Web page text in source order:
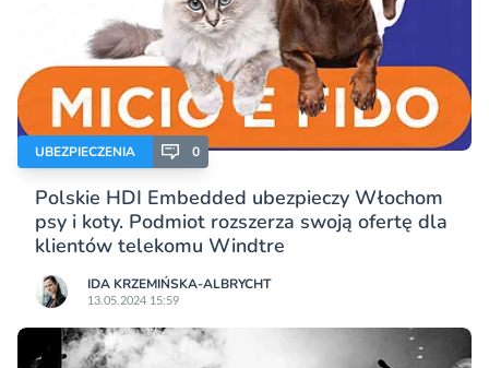
UBEZPIECZENIA 0
Polskie HDI Embedded ubezpieczy Włochom
psy i koty. Podmiot rozszerza swoją ofertę dla
klientów telekomu Windtre
IDA KRZEMIŃSKA-ALBRYCHT
13.05.2024 15:59